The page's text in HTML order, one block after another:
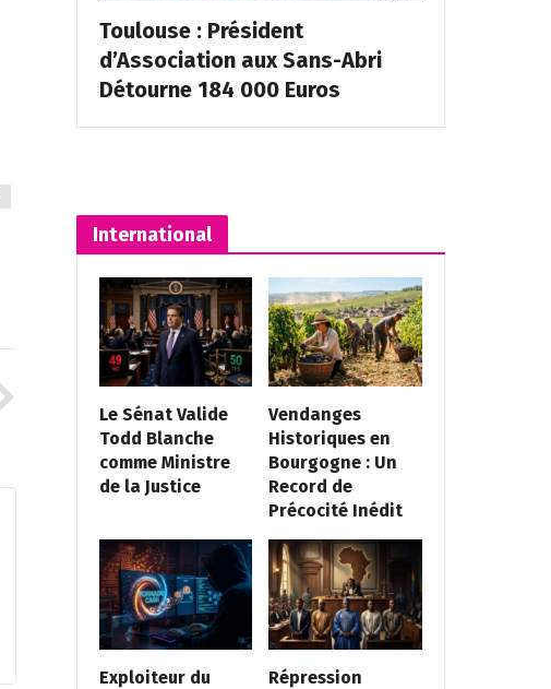
Toulouse : Président
d’Association aux Sans-Abri
Détourne 184 000 Euros
International
Le Sénat Valide
Todd Blanche
comme Ministre
de la Justice
Vendanges
Historiques en
Bourgogne : Un
Record de
Précocité Inédit
Exploiteur du
Répression